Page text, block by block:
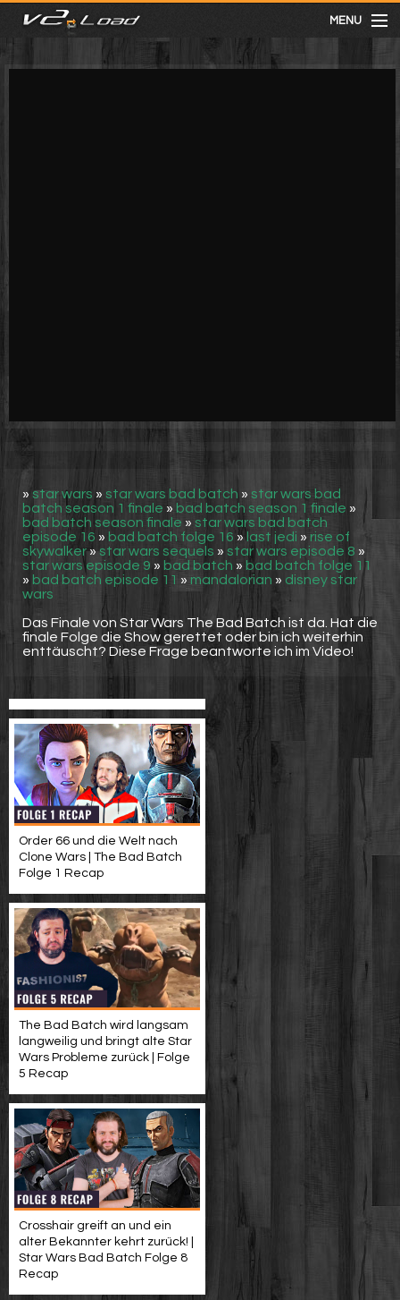
MENU
meist gesehen
» star wars » star wars bad batch » star wars bad
batch season 1 finale » bad batch season 1 finale »
bad batch season finale » star wars bad batch
episode 16 » bad batch folge 16 » last jedi » rise of
skywalker»star wars sequels » star wars episode 8 »
star wars episode 9 » bad batch » bad batch folge 11
» bad batch episode 11 » mandalorian » disney star
wars
Das Finale von Star Wars The Bad Batch ist da. Hat die
finale Folge die Show gerettet oder bin ich weiterhin
enttäuscht? Diese Frage beantworte ich im Video!
Order 66 und die Welt nach
Clone Wars | The Bad Batch
Folge 1 Recap
The Bad Batch wird langsam
langweilig und bringt alte Star
Wars Probleme zurück | Folge
5 Recap
Crosshair greift an und ein
alter Bekannter kehrt zurück! |
Star Wars Bad Batch Folge 8
Recap